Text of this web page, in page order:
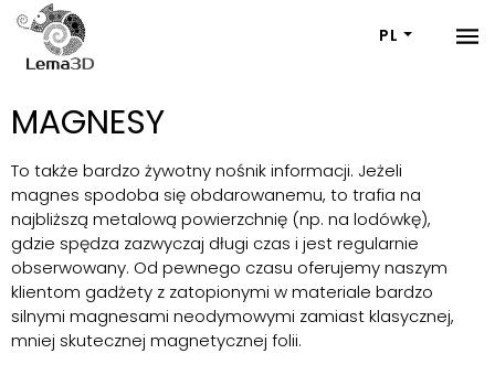
PL
MAGNESY
To także bardzo żywotny nośnik informacji. Jeżeli
magnes spodoba się obdarowanemu, to trafia na
najbliższą metalową powierzchnię (np. na lodówkę),
gdzie spędza zazwyczaj długi czas i jest regularnie
obserwowany. Od pewnego czasu oferujemy naszym
klientom gadżety z zatopionymi w materiale bardzo
silnymi magnesami neodymowymi zamiast klasycznej,
mniej skutecznej magnetycznej folii.